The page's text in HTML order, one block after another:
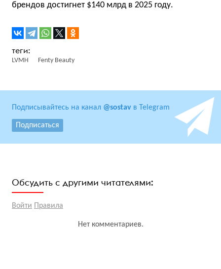
брендов достигнет $140 млрд в 2025 году.
LVMH Fenty Beauty
Подписывайтесь на канал @sostav в Telegram
Подписаться
Обсудить с другими читателями:
Войти Правила
Нет комментариев.